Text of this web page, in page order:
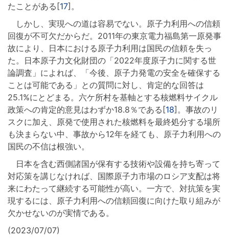
たことがある[17]。
しかし、実現への道は容易でない。原子力利用への信頼
回復が不可欠だからだ。2011年の東京電力福島第一原発事
故により、日本における原子力利用は国民の信頼を失っ
た。日本原子力文化財団の「2022年度原子力に関する世
論調査」によれば、「今後、原子力発電の安全を確保する
ことは可能である」との質問に対し、肯定的な回答は
25.1%にとどまる。六ケ所村を基軸とする核燃料サイクル
政策への肯定的意見はわずか18.8％である[18]。事故のリ
スクに加え、原発で使用された核燃料を最終処分する場所
も決まらない中、事故から12年を経ても、原子力利用への
国民の不信は根強い。
日本を含む西側諸国が保有する技術や設備を持ち寄って
対応策を講じなければ、国際原子力市場のロシア支配は将
来にわたって継続する可能性が高い。一方で、対抗策を実
現するには、原子力利用への信頼回復に向けた取り組みが
欠かせないのが実情である。
(2023/07/07)